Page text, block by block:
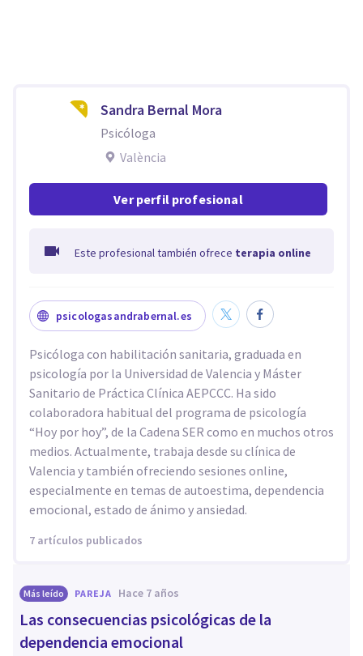
Sandra Bernal Mora
Psicóloga
València
Ver perfil profesional
Este profesional también ofrece terapia online
psicologasandrabernal.es
Psicóloga con habilitación sanitaria, graduada en
psicología por la Universidad de Valencia y Máster
Sanitario de Práctica Clínica AEPCCC. Ha sido
colaboradora habitual del programa de psicología
“Hoy por hoy”, de la Cadena SER como en muchos otros
medios. Actualmente, trabaja desde su clínica de
Valencia y también ofreciendo sesiones online,
especialmente en temas de autoestima, dependencia
emocional, estado de ánimo y ansiedad.
7 artículos publicados
Más leído PAREJA hace 7 años
Las consecuencias psicológicas de la
dependencia emocional